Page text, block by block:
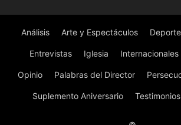
Análisis Arte y Espectáculos
Entrevistas Iglesia Internacionales
Opinio Palabras del Director
Suplemento Aniversario Testimonios